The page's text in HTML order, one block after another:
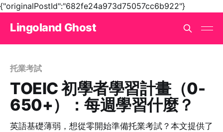
{"originalPostId":"682fe24a973d75057cc6b922"}
Lingoland Ghost
托業考試
TOEIC 初學者學習計畫（0-
650+）：每週學習什麼？
英語基礎薄弱，想從零開始準備托業考試？本文提供了